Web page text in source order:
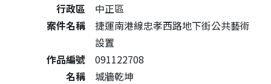
公共藝術作品詳細資料
行政區
中正區
案件名稱
捷運南港線忠孝西路地下街公共藝術
設置
作品編號
091122708
名稱
城牆乾坤